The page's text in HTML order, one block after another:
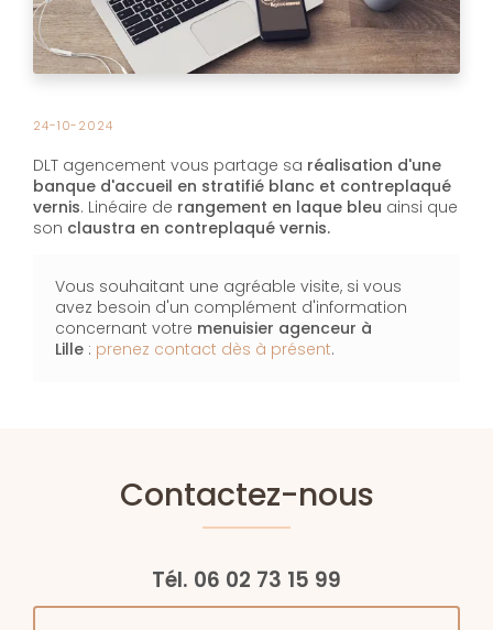
24-10-2024
DLT agencement vous partage sa réalisation d'une
banque d'accueil en stratifié blanc et contreplaqué
vernis. Linéaire de rangement en laque bleu ainsi que
son claustra en contreplaqué vernis.
Vous souhaitant une agréable visite, si vous
avez besoin d'un complément d'information
concernant votre menuisier agenceur à
Lille : prenez contact dès à présent.
Contactez-nous
Tél. 06 02 73 15 99